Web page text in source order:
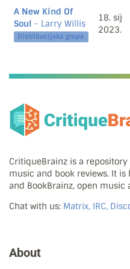
A New Kind Of
Soul - Larry Willis
Distribucijska grupa
18. sij
2023.
CritiqueBrainz is a
music and book reviews. It
and BookBrainz, open music
Chat with us: Matrix, IRC,
About